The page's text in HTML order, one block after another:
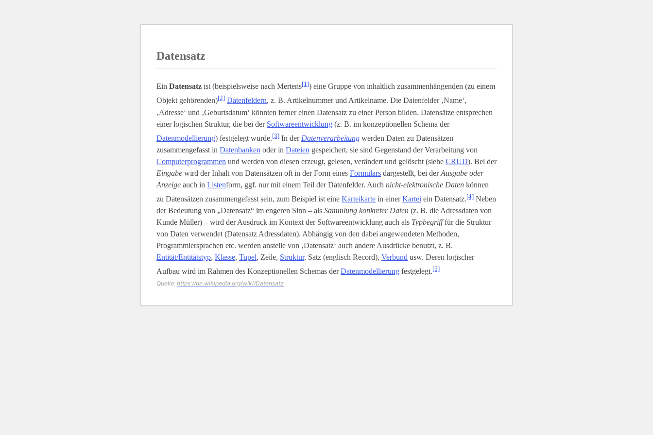
Datensatz
Ein Datensatz ist (beispielsweise nach Mertens[1]) eine Gruppe von inhaltlich zusammenhängenden (zu einem
Objekt gehörenden)[2] Datenfeldern, z. B. Artikelnummer und Artikelname. Die Datenfelder ‚Name‘,
‚Adresse‘ und ‚Geburtsdatum‘ könnten ferner einen Datensatz zu einer Person bilden. Datensätze entsprechen
einer logischen Struktur, die bei der Softwareentwicklung (z. B. im konzeptionellen Schema der
Datenmodellierung) festgelegt wurde.[3] In der Datenverarbeitung werden Daten zu Datensätzen
zusammengefasst in Datenbanken oder in Dateien gespeichert, sie sind Gegenstand der Verarbeitung von
Computerprogrammen und werden von diesen erzeugt, gelesen, verändert und gelöscht (siehe CRUD). Bei der
Eingabe wird der Inhalt von Datensätzen oft in der Form eines Formulars dargestellt, bei derAusgabe oder
Anzeige auch in Listen­form, ggf. nur mit einem Teil der Datenfelder. Auch nicht-elektronische Daten können
zu Datensätzen zusammengefasst sein, zum Beispiel ist eine Karteikarte in einerKartei ein Datensatz.[4] Neben
der Bedeutung von „Datensatz“ im engeren Sinn – als Sammlung konkreter Daten (z. B. die Adressdaten von
Kunde Müller) – wird der Ausdruck im Kontext der Softwareentwicklung auch als Typbegrifffür die Struktur
von Daten verwendet (Datensatz Adressdaten). Abhängig von den dabei angewendeten Methoden,
Programmiersprachen etc. werden anstelle von ‚Datensatz‘ auch andere Ausdrücke benutzt, z. B.
Entität/Entitätstyp, Klasse, Tupel, Zeile, Struktur, Satz (englisch Record), Verbund usw. Deren logischer
Aufbau wird im Rahmen des Konzeptionellen Schemas derDatenmodellierung festgelegt.[5]
Quelle: https://de.wikipedia.org/wiki/Datensatz